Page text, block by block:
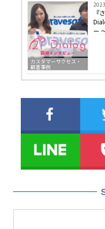
カスタマーサクセス・
顧客事例
『
ー